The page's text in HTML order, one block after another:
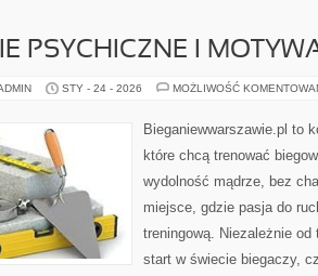
PSYCHICZNE I
STY - 24 - 2026 MOŻLIWOŚĆ
Bieganiewwarszawie.pl to
które chcą trenować
wydolność mądrze, bez
miejsce, gdzie pasja do
treningową. Niezależnie
start w świecie biegaczy,